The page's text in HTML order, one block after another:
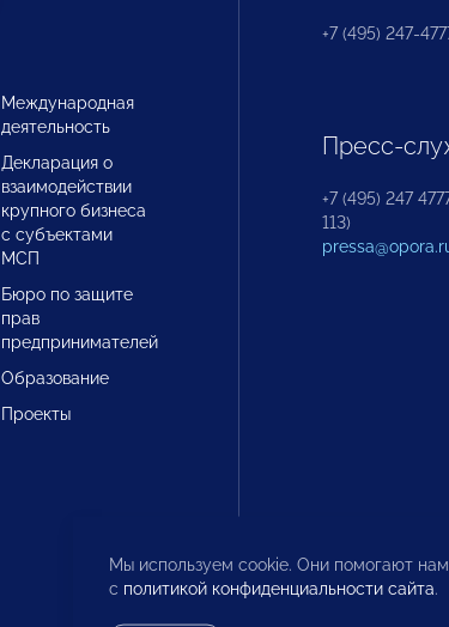
Международная
деятельность
Декларация о
взаимодействии
крупного бизнеса
с субъектами
МСП
Бюро по защите
прав
предпринимателей
Образование
Проекты
+7 (495) 247-
Пресс-
+7 (495) 247
113)
Мы используем cookie. Они помогают
с политикой конфиденциальности сайта.